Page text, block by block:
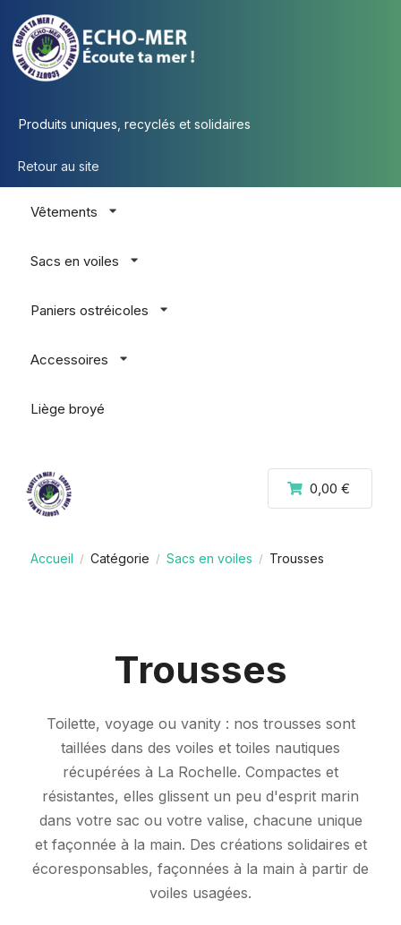
Produits uniques, recyclés et solidaires
Retour au site
Vêtements
Sacs en voiles
Paniers ostréicoles
Accessoires
Liège broyé
0,00 €
Accueil / Catégorie / Sacs en voiles / Trousses
Trousses
Toilette, voyage ou vanity : nos trousses sont
taillées dans des voiles et toiles nautiques
récupérées à La Rochelle. Compactes et
résistantes, elles glissent un peu d'esprit marin
dans votre sac ou votre valise, chacune unique
et façonnée à la main. Des créations solidaires et
écoresponsables, façonnées à la main à partir de
voiles usagées.